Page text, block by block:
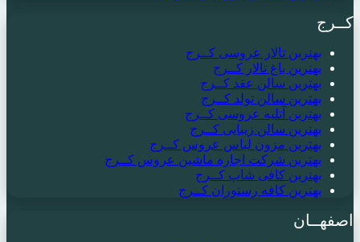
کــرج
بهترین تالار عروسی کــرج
بهترین باغ تالار کــرج
بهترین سالن عقد کــرج
بهترین سالن تولد کــرج
بهترین آتلیه عروسی کــرج
بهترین سالن زیبایی کــرج
بهترین مزون لباس عروس کــرج
بهترین شرکت اجاره ماشین عروس کــرج
بهترین کافی شاپ کــرج
بهترین کافه رستوران کــرج
اصفهــان